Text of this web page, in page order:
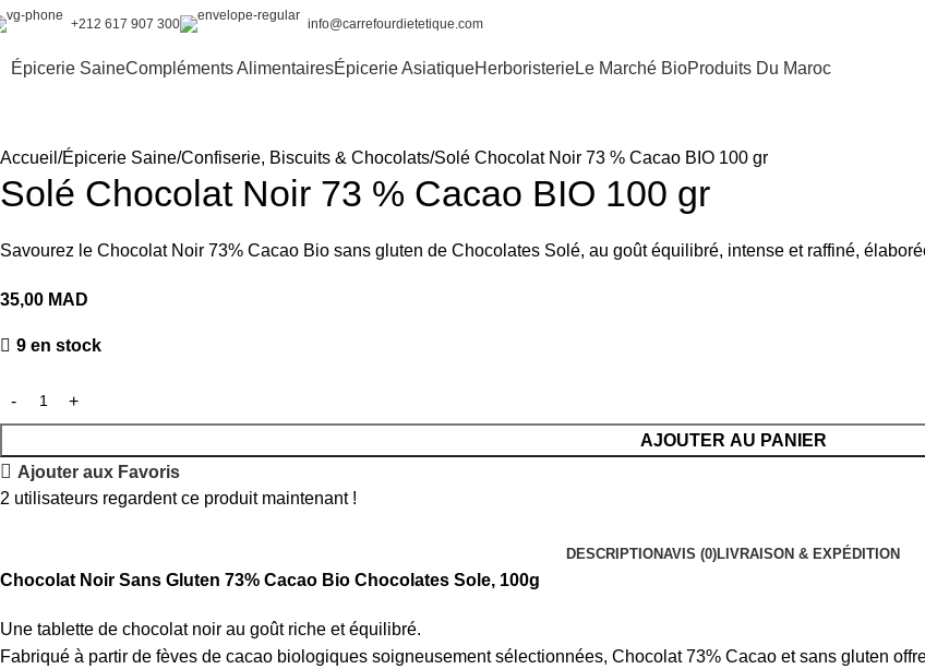
+212 617 907 300 info@carrefourdietetique.com
Épicerie SaineCompléments AlimentairesÉpicerie AsiatiqueHerboristerieLe Marché BioProduits Du Maroc
Accueil Épicerie Saine Confiserie, Biscuits & Chocolats Solé Chocolat Noir 73 % Cacao BIO 100 gr
Solé Chocolat Noir 73 % Cacao BIO 100 gr
Savourez le Chocolat Noir 73% Cacao Bio sans gluten de Chocolates Solé, au goût équilibré, intense et raffiné,
35,00 MAD
9 en stock
AJOUTER AU PANIER
Ajouter aux Favoris
2 utilisateurs regardent ce produit maintenant !
DESCRIPTIONAVIS (0)LIVRAISON & EXPÉDITION
Chocolat Noir Sans Gluten 73% Cacao Bio Chocolates Sole, 100g
Une tablette de chocolat noir au goût riche et équilibré.
Fabriqué à partir de fèves de cacao biologiques soigneusement sélectionnées, Chocolat 73% Cacao et sans gluten